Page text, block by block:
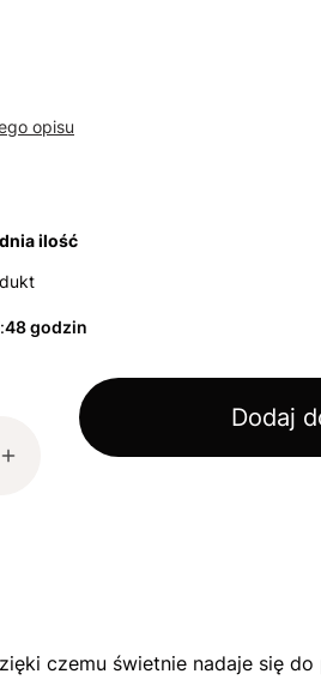
opisu
ilość
48 godzin
Dodaj
czemu świetnie nadaje się